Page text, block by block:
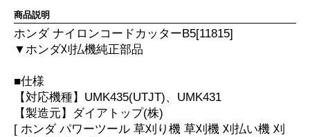
商品説明
ホンダ ナイロンコードカッターB5[11815]
▼ホンダ刈払機純正部品
■仕様
【対応機種】UMK435(UTJT)、UMK431
【製造元】ダイアトップ(株)
[ ホンダ パワーツール 草刈り機 草刈機 刈払い機 刈